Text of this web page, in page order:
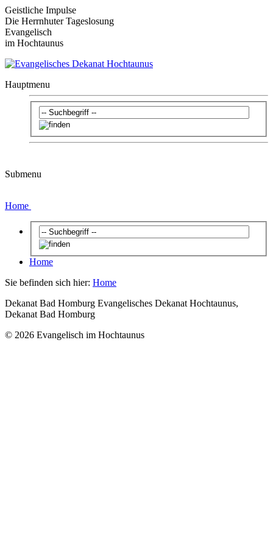
Geistliche Impulse
Die Herrnhuter Tageslosung
Evangelisch
im Hochtaunus
Hauptmenu
Submenu
Home
Home
Sie befinden sich hier: Home
Dekanat Bad Homburg Evangelisches Dekanat Hochtaunus,
Dekanat Bad Homburg
© 2026 Evangelisch im Hochtaunus